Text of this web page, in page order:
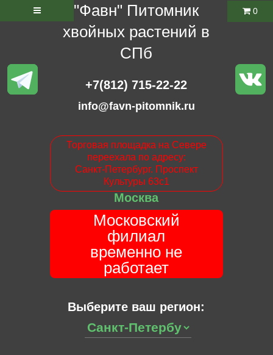
"Фавн" Питомник
хвойных растений в
СПб
+7(812) 715-22-22
info@favn-pitomnik.ru
Торговая площадка на Севере
переехала по адресу:
Санкт-Петербург. Проспект
Культуры 63с1
Москва
Московский
филиал
временно не
работает
Выберите ваш регион:
0